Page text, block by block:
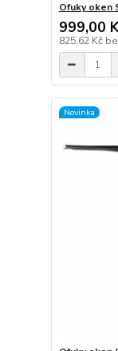
Ofuky oken
999,00
825,62 Kč
Novinka